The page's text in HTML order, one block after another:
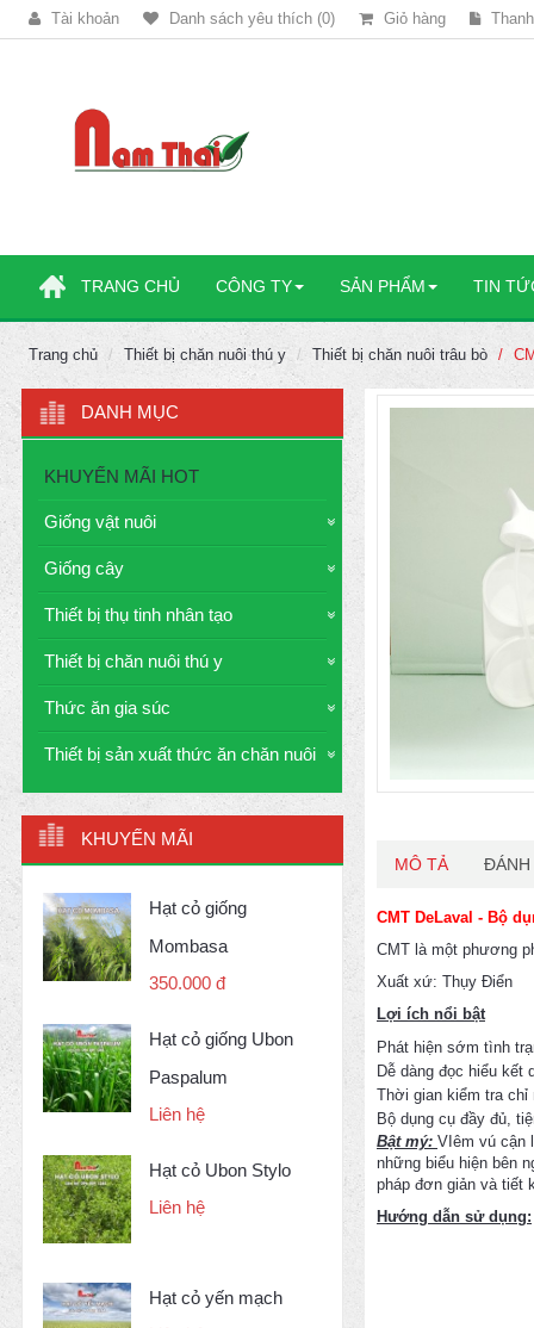
Tài khoản Danh sách yêu thích (0) Giỏ hàng
TRANG CHỦ CÔNG TY SẢN PHẨM TIN
Trang chủ Thiết bị chăn nuôi thú y Thiết bị chăn nuôi trâu bò
DANH MỤC
KHUYẾN MÃI HOT
Giống vật nuôi
Giống cây
Thiết bị thụ tinh nhân tạo
Thiết bị chăn nuôi thú y
Thức ăn gia súc
Thiết bị sản xuất thức ăn chăn nuôi
KHUYẾN MÃI
Hạt cỏ giống
Mombasa
350.000 đ
Hạt cỏ giống Ubon
Paspalum
Liên hệ
Hạt cỏ Ubon Stylo
Liên hệ
Hạt cỏ yến mạch
MÔ TẢ ĐÁNH
CMT DeLaval - Bộ
CMT là một phương
Xuất xứ: Thụy Điển
Lợi ích nổi bật
Phát hiện sớm tình
Dễ dàng đọc hiểu kết
Thời gian kiểm tra chỉ
Bộ dụng cụ đầy đủ,
Bật mý: VIêm vú cận
những biểu hiện bên
pháp đơn giản và tiết
Hướng dẫn sử dụng: